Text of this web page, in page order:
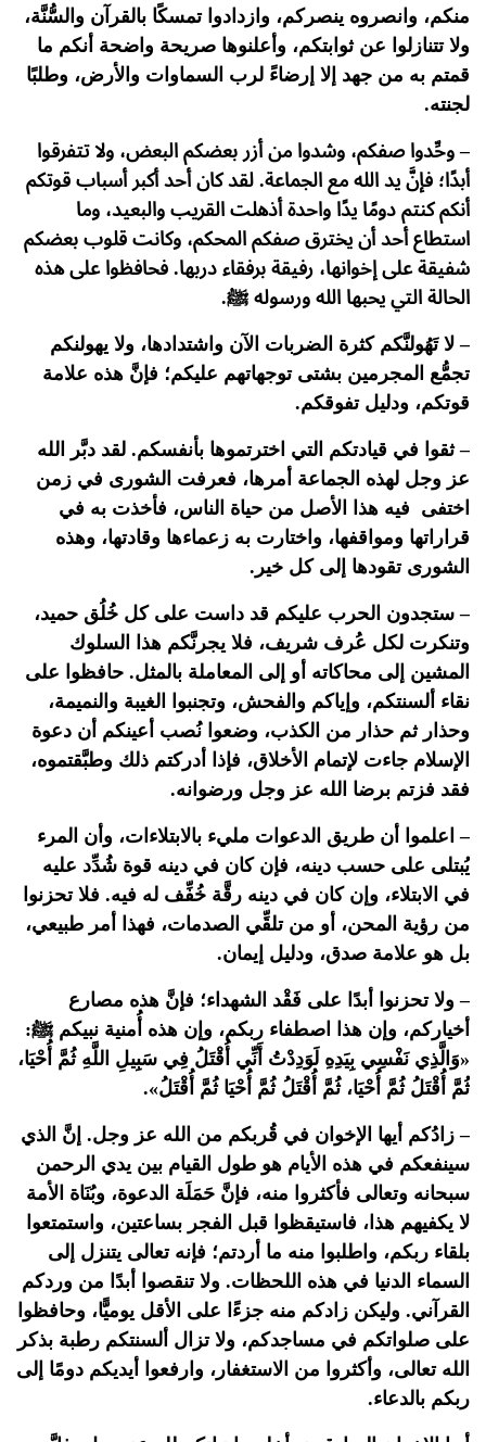
منكم، وانصروه ينصركم، وازدادوا تمسكًا بالقرآن والسُّنَّة،
ولا تتنازلوا عن ثوابتكم، وأعلنوها صريحة واضحة أنكم ما
قمتم به من جهد إلا إرضاءً لرب السماوات والأرض، وطلبًا
لجنته.
– وحِّدوا صفكم، وشدوا من أزر بعضكم البعض، ولا تتفرقوا
أبدًا؛ فإنَّ يد الله مع الجماعة. لقد كان أحد أكبر أسباب قوتكم
أنكم كنتم دومًا يدًا واحدة أذهلت القريب والبعيد، وما
استطاع أحد أن يخترق صفكم المحكم، وكانت قلوب بعضكم
شفيقة على إخوانها، رفيقة برفقاء دربها. فحافظوا على هذه
الحالة التي يحبها الله ورسوله ﷺ.
– لا تَهُولنَّكم كثرة الضربات الآن واشتدادها، ولا يهولنكم
تجمُّع المجرمين بشتى توجهاتهم عليكم؛ فإنَّ هذه علامة
قوتكم، ودليل تفوقكم.
– ثقوا في قيادتكم التي اخترتموها بأنفسكم. لقد دبَّر الله
عز وجل لهذه الجماعة أمرها، فعرفت الشورى في زمن
اختفى فيه هذا الأصل من حياة الناس، فأخذت به في
قراراتها ومواقفها، واختارت به زعماءها وقادتها، وهذه
الشورى تقودها إلى كل خير.
– ستجدون الحرب عليكم قد داست على كل خُلُق حميد،
وتنكرت لكل عُرف شريف، فلا يجرنَّكم هذا السلوك
المشين إلى محاكاته أو إلى المعاملة بالمثل. حافظوا على
نقاء ألسنتكم، وإياكم والفحش، وتجنبوا الغيبة والنميمة،
وحذار ثم حذار من الكذب، وضعوا نُصب أعينكم أن دعوة
الإسلام جاءت لإتمام الأخلاق، فإذا أدركتم ذلك وطبَّقتموه،
فقد فزتم برضا الله عز وجل ورضوانه.
– اعلموا أن طريق الدعوات مليء بالابتلاءات، وأن المرء
يُبتلى على حسب دينه، فإن كان في دينه قوة شُدِّد عليه
في الابتلاء، وإن كان في دينه رقَّة خُفِّف له فيه. فلا تحزنوا
من رؤية المحن، أو من تلقِّي الصدمات، فهذا أمر طبيعي،
بل هو علامة صدق، ودليل إيمان.
– ولا تحزنوا أبدًا على فَقْد الشهداء؛ فإنَّ هذه مصارع
أخياركم، وإن هذا اصطفاء ربكم، وإن هذه أُمنية نبيكم ﷺ:
«وَالَّذِي نَفْسِي بِيَدِهِ لَوَدِدْتُ أَنِّي أُقْتَلُ فِي سَبِيلِ اللَّهِ ثُمَّ أُحْيَا،
ثُمَّ أُقْتَلُ ثُمَّ أُحْيَا، ثُمَّ أُقْتَلُ ثُمَّ أُحْيَا ثُمَّ أُقْتَلُ».
– زادُكم أيها الإخوان في قُربكم من الله عز وجل. إنَّ الذي
سينفعكم في هذه الأيام هو طول القيام بين يدي الرحمن
سبحانه وتعالى فأكثروا منه، فإنَّ حَمَلَة الدعوة، وبُنَاة الأمة
لا يكفيهم هذا، فاستيقظوا قبل الفجر بساعتين، واستمتعوا
بلقاء ربكم، واطلبوا منه ما أردتم؛ فإنه تعالى يتنزل إلى
السماء الدنيا في هذه اللحظات. ولا تنقصوا أبدًا من وردكم
القرآني. وليكن زادكم منه جزءًا على الأقل يوميًّا، وحافظوا
على صلواتكم في مساجدكم، ولا تزال ألسنتكم رطبة بذكر
الله تعالى، وأكثروا من الاستغفار، وارفعوا أيديكم دومًا إلى
ربكم بالدعاء.